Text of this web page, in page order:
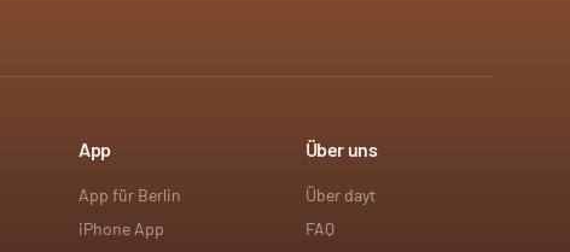
App
App für Berlin
iPhone App
Über uns
Über dayt
FAQ